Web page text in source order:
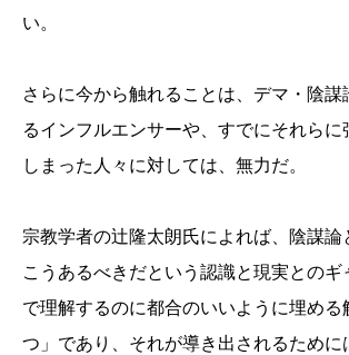
い。
さらに今から触れることは、デマ・陰謀
るインフルエンサーや、すでにそれらに
しまった人々に対しては、無力だ。
宗教学者の辻隆太朗氏によれば、陰謀論
こうあるべきだという認識と現実とのギ
で理解するのに都合のいいように埋める
つ」であり、それが導き出されるために